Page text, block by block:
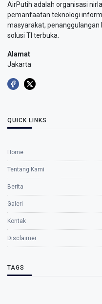
AirPutih adalah organisasi
pemanfaatan teknologi
masyarakat,
solusi TI terbuka.
Alamat
Jakarta
QUICK LINKS
Home
Tentang Kami
Berita
Galeri
Kontak
Disclaimer
TAGS